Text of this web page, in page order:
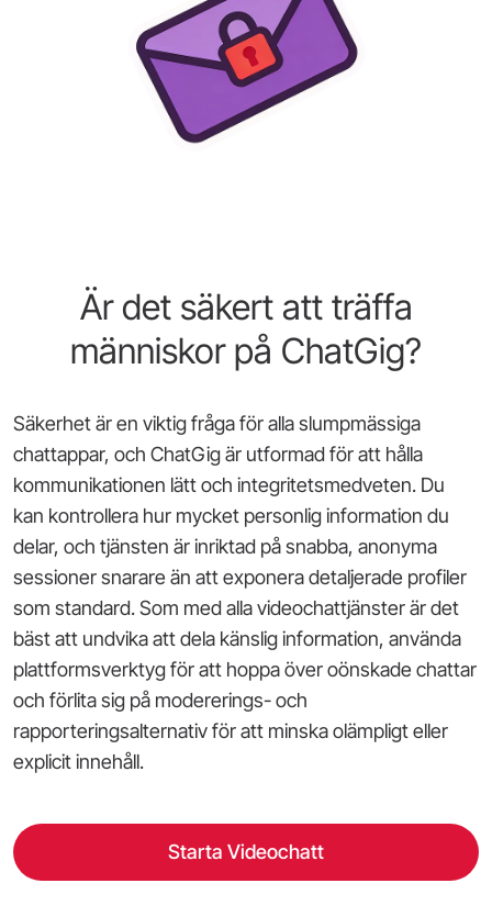
Är det säkert att träffa
människor på ChatGig?
Säkerhet är en viktig fråga för alla slumpmässiga
chattappar, och ChatGig är utformad för att hålla
kommunikationen lätt och integritetsmedveten. Du
kan kontrollera hur mycket personlig information du
delar, och tjänsten är inriktad på snabba, anonyma
sessioner snarare än att exponera detaljerade profiler
som standard. Som med alla videochattjänster är det
bäst att undvika att dela känslig information, använda
plattformsverktyg för att hoppa över oönskade chattar
och förlita sig på modererings- och
rapporteringsalternativ för att minska olämpligt eller
explicit innehåll.
Starta Videochatt